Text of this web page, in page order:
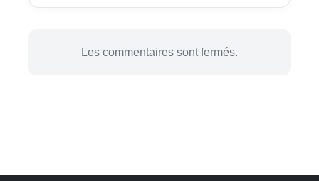
Les commentaires sont fermés.